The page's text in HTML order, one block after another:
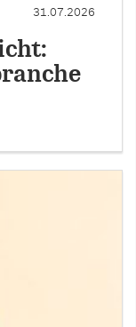
31.07.2026